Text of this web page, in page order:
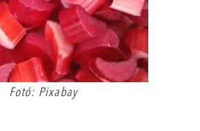
Fotó: Pixabay